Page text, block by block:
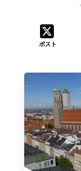
ポスト